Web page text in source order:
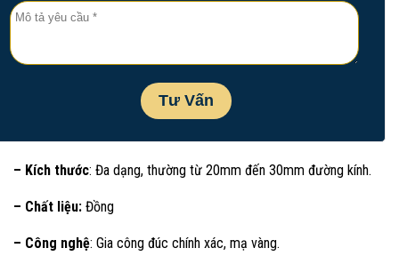
– Kích thước: Đa dạng, thường từ 20mm đến 30mm đường kính.
– Chất liệu: Đồng
– Công nghệ: Gia công đúc chính xác, mạ vàng.